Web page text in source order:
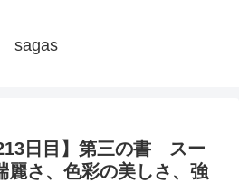
sagas
日目】第三の書 スー
麗さ、色彩の美しさ、強